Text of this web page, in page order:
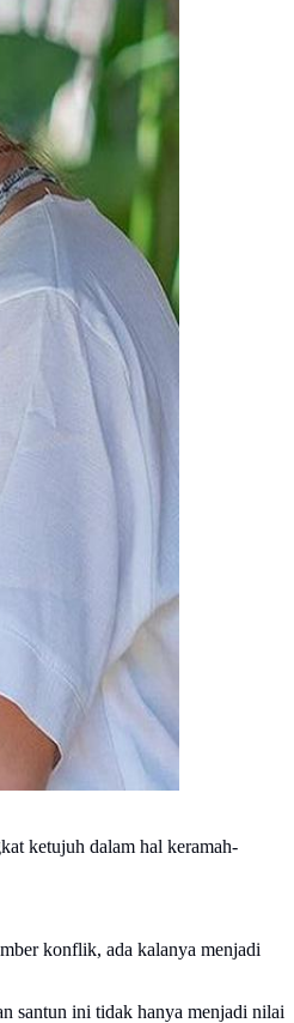
ketujuh dalam hal keramah-
konflik, ada kalanya menjadi
santun ini tidak hanya menjadi nilai